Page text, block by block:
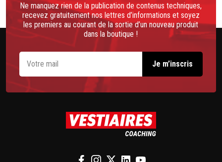
Ne manquez rien de la publication de contenus techniques,
recevez gratuitement nos lettres d’informations et soyez
les premiers au courant de la sortie d’un nouveau produit
dans la boutique !